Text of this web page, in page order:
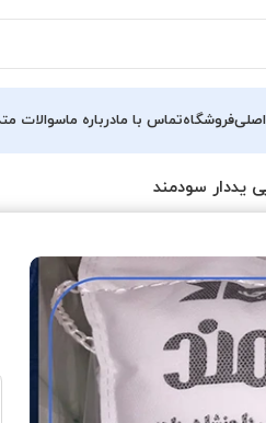
فروشگاهتماس با مادرباره ماسوالات